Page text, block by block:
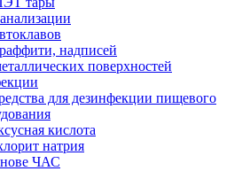
надписей
поверхностей
для дезинфекции пищевого
кислота
натрия
ЧАС